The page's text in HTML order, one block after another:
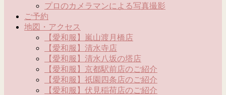
プロのカメラマンによる写真撮影
ご予約
地図・アクセス
【愛和服】嵐山渡月橋店
【愛和服】清水寺店
【愛和服】清水八坂の塔店
【愛和服】京都駅前店のご紹介
【愛和服】祇園四条店のご紹介
【愛和服】伏見稲荷店のご紹介